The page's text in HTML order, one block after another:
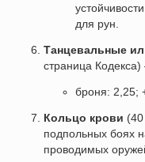
для рун.
Танцевальные
страница
броня: 2,25;
Кольцо крови
подпольных боях
проводимых